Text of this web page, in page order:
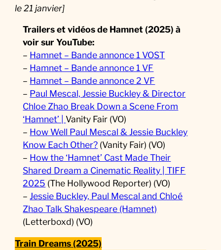
le 21 janvier]
Trailers et vidéos de Hamnet (2025) à
voir sur YouTube:
– Hamnet – Bande annonce 1 VOST
– Hamnet – Bande annonce 1 VF
– Hamnet – Bande annonce 2 VF
– Paul Mescal, Jessie Buckley & Director
Chloe Zhao Break Down a Scene From
‘Hamnet’ |Vanity Fair (VO)
– How Well Paul Mescal & Jessie Buckley
Know Each Other? (Vanity Fair) (VO)
– How the ‘Hamnet’ Cast Made Their
Shared Dream a Cinematic Reality | TIFF
2025 (The Hollywood Reporter) (VO)
– Jessie Buckley, Paul Mescal and Chloé
Zhao Talk Shakespeare (Hamnet)
(Letterboxd) (VO)
Train Dreams (2025)